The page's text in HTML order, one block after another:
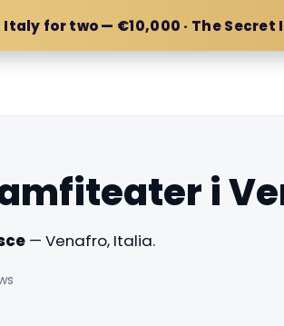
Italy for two — €10,000 · The Secret
i
— Venafro, Italia.